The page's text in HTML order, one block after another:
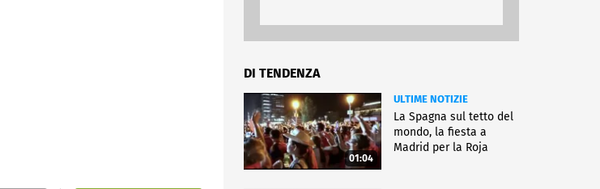
DI TENDENZA
01:04
ULTIME NOTIZIE
La Spagna sul tetto del
mondo, la fiesta a
Madrid per la Roja